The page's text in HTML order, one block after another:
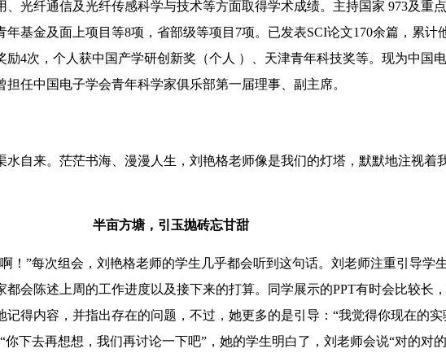
光纤通信及光纤传感科学与技术等方面取得学术成绩。主持国家 973及重点
年基金及面上项目等8项，省部级等项目7项。已发表SCI论文170余篇，累计
励4次，个人获中国产学研创新奖（个人 ）、天津青年科技奖等。现为中国
任中国电子学会青年科学家俱乐部第一届理事、副主席。
来。茫茫书海、漫漫人生，刘艳格老师像是我们的灯塔，默默地注视着
半亩方塘，引玉抛砖忘甘甜
”每次组会，刘艳格老师的学生几乎都会听到这句话。刘老师注重引导学
都会陈述上周的工作进度以及接下来的打算。同学展示的PPT有时会比较长
记得内容，并指出存在的问题，不过，她更多的是引导：“我觉得你现在的
你下去再想想，我们再讨论一下吧”，她的学生明白了，刘老师会说“对的对